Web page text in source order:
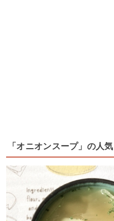
「オニオンスープ」の人